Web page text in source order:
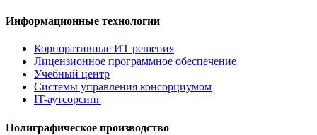
Информационные технологии
Корпоративные ИТ решения
Лицензионное программное обеспечение
Учебный центр
Системы управления консорциумом
IT-аутсорсинг
Полиграфическое производство